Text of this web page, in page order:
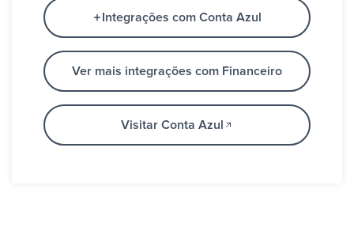
Integrações com Conta Azul
Ver mais integrações com Financeiro
Visitar Conta Azul